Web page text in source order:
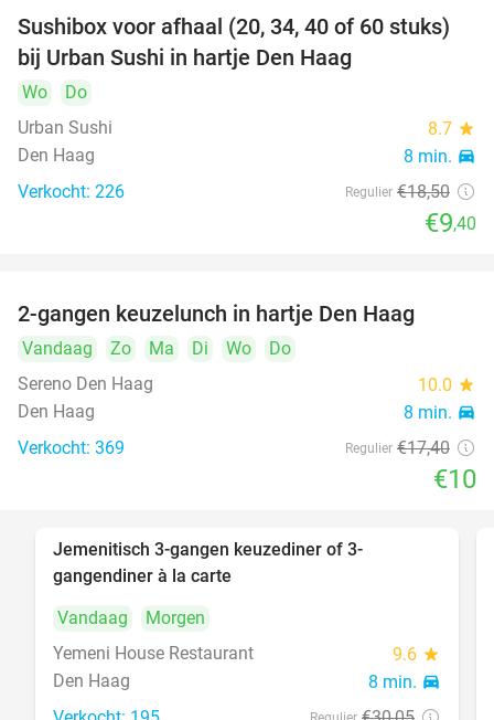
49%
Sushibox voor afhaal (20, 34, 40 of 60 stuks)
bij Urban Sushi in hartje Den Haag
Wo
Do
Urban Sushi
8.7 star
Den Haag 8 min. directions_car
Verkocht: 226 Regulier €18,50
€9,40
2-gangen keuzelunch in hartje Den Haag
Vandaag Zo Ma Di Wo
Do
Sereno Den Haag
10.0 star
Den Haag 8 min. directions_car
Verkocht: 369 Regulier €17,40
€10
Jemenitisch 3-gangen keuzediner of 3-
gangendiner à la carte
Vandaag
Morgen
Yemeni House Restaurant
9.6 star
Den Haag 8 min. directions_car